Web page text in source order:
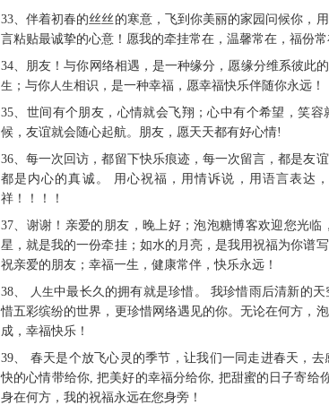
33、伴着初春的丝丝的寒意，飞到你美丽的家园问候你，
言粘贴最诚挚的心意！愿我的牵挂常在，温馨常在，福份
34、朋友！与你网络相遇，是一种缘分，愿缘分维系彼此
生 ；与你人生相识，是一种幸福，愿幸福快乐伴随你永远！
35、世间有个朋友，心情就会飞翔；心中有个希望，笑容
候，友谊就会随心起航。朋友，愿天天都有好心情!
36、每一次回访，都留下快乐痕迹，每一次留言，都是友
都是内心的真诚。 用心祝福，用情诉说，用语言表达
祥！！！！
37、谢谢！亲爱的朋友，晚上好；泡泡糖博客欢迎您光
星，就是我的一份牵挂；如水的月亮，是我用祝福为你谱
祝亲爱的朋友；幸福一生，健康常伴，快乐永远！
38、
人生中最长久的拥有就是珍惜。 我珍惜雨后清新的
惜五彩缤纷的世界，更珍惜网络遇见的你。无论在何方，
成，幸福快乐！
39、 春天是个放飞心灵的季节，让我们一同走进春天，
快的心情带给你, 把美好的幸福分给你, 把甜蜜的日子寄给
身在何方，我的祝福永远在您身旁！